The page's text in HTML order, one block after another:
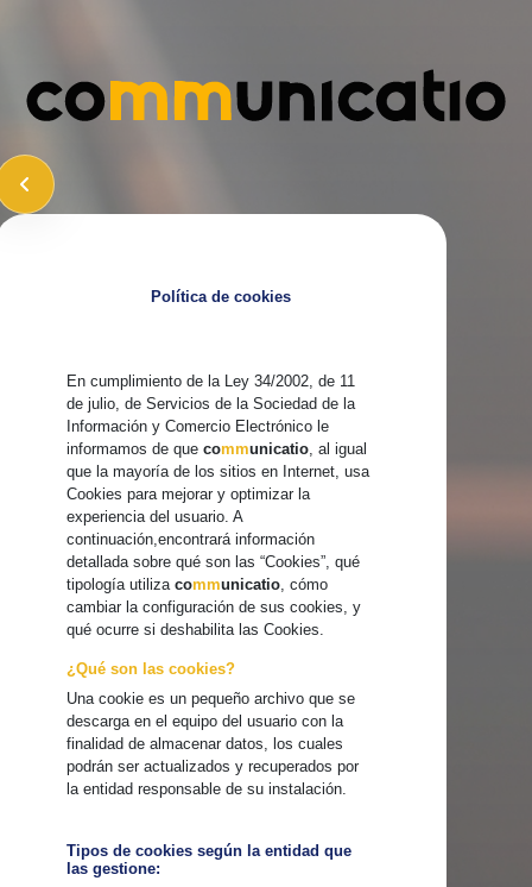
Política de cookies
En cumplimiento de la Ley 34/2002, de 11
de julio, de Servicios de la Sociedad de la
Información y Comercio Electrónico le
informamos de quecommunicatio, al igual
que la mayoría de los sitios en Internet, usa
Cookies para mejorar y optimizar la
experiencia del usuario. A
continuación,encontrará información
detallada sobre qué son las “Cookies”, qué
tipología utilizacommunicatio, cómo
cambiar la configuración de sus cookies, y
qué ocurre si deshabilita las Cookies.
¿Qué son las cookies?
Una cookie es un pequeño archivo que se
descarga en el equipo del usuario con la
finalidad de almacenar datos, los cuales
podrán ser actualizados y recuperados por
la entidad responsable de su instalación.
Tipos de cookies según la entidad que
las gestione: